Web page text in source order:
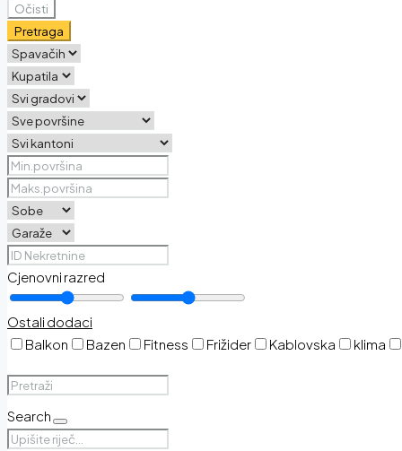
Očisti
Pretraga
Cjenovni razred
Ostali dodaci
Balkon
Bazen Fitness Frižider Kablovska klima
Search